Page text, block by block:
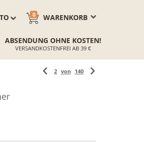
WARENKORB
0
ABSENDUNG OHNE KOSTEN!
VERSANDKOSTENFREI AB 39 €
2 von 140